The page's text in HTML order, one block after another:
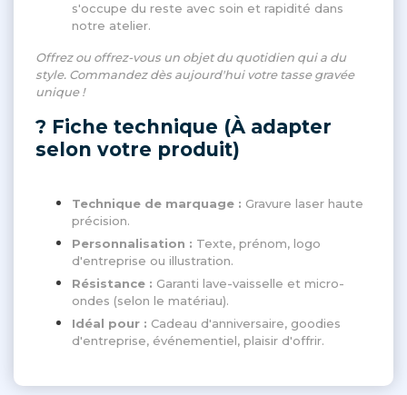
s'occupe du reste avec soin et rapidité dans
notre atelier.
Offrez ou offrez-vous un objet du quotidien qui a du
style. Commandez dès aujourd'hui votre tasse gravée
unique !
? Fiche technique (À adapter
selon votre produit)
Technique de marquage : Gravure laser haute
précision.
Personnalisation : Texte, prénom, logo
d'entreprise ou illustration.
Résistance : Garanti lave-vaisselle et micro-
ondes (selon le matériau).
Idéal pour : Cadeau d'anniversaire, goodies
d'entreprise, événementiel, plaisir d'offrir.